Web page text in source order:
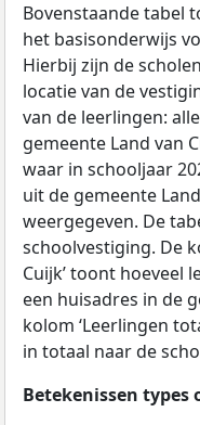
Bovenstaande tabel
het basisonderwijs
Hierbij zijn de
locatie van de
van de leerlingen:
gemeente Land van
waar in schooljaar
uit de gemeente
weergegeven. De
schoolvestiging. De
Cuijk’ toont hoeveel
een huisadres in de
kolom ‘Leerlingen
in totaal naar de
Betekenissen types